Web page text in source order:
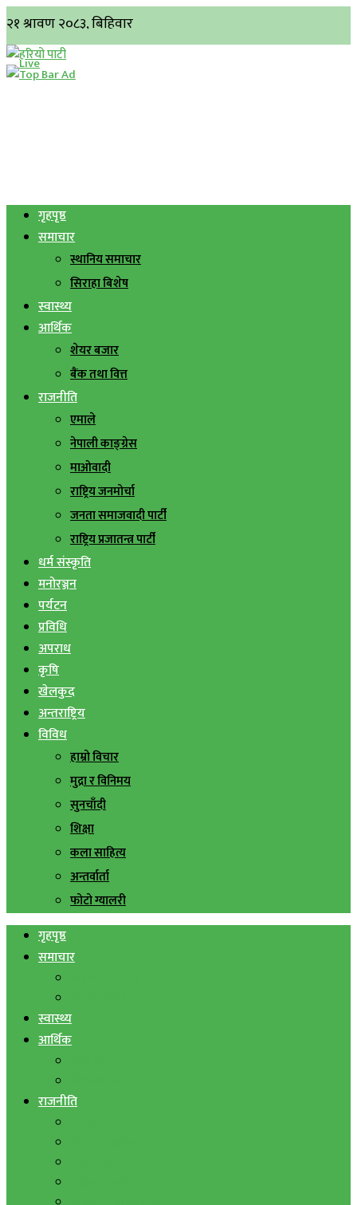
गृहपृष्ठ
समाचार
स्थानिय समाचार
सिराहा बिशेष
स्वास्थ्य
आर्थिक
शेयर बजार
बैंक तथा वित्त
राजनीति
एमाले
नेपाली काङ्ग्रेस
माओवादी
राष्ट्रिय जनमोर्चा
जनता समाजवादी पार्टी
राष्ट्रिय प्रजातन्त्र पार्टी
धर्म संस्कृति
मनोरञ्जन
पर्यटन
प्रविधि
अपराध
कृषि
खेलकुद
अन्तराष्ट्रिय
विविध
हाम्रो विचार
मुद्रा र विनिमय
सुनचाँदी
शिक्षा
कला साहित्य
अन्तर्वार्ता
फोटो ग्यालरी
गृहपृष्ठ
समाचार
स्वास्थ्य
आर्थिक
राजनीति